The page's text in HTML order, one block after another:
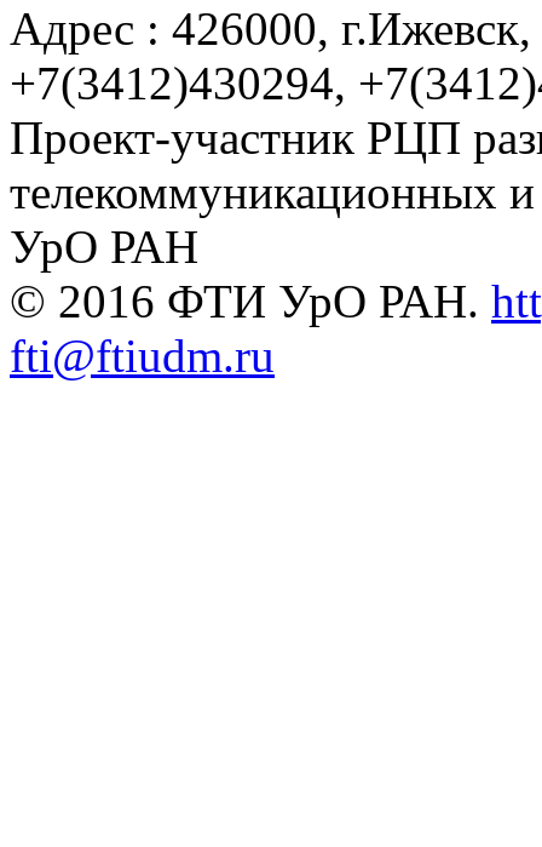
Адрес : 426000,
+7(3412)430294,
Проект-участник РЦП
телекоммуникационных
УрО РАН
© 2016 ФТИ УрО РАН.
fti@ftiudm.ru